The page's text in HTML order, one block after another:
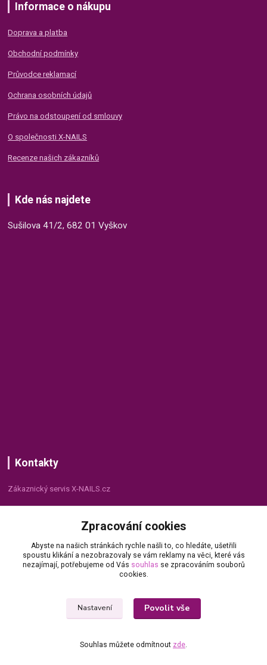
Informace o nákupu
Doprava a platba
Obchodní podmínky
Průvodce reklamací
Ochrana osobních údajů
Právo na odstoupení od smlouvy
O společnosti X-NAILS
Recenze našich zákazníků
Kde nás najdete
Sušilova 41/2, 682 01 Vyškov
Kontakty
Zákaznický servis X-NAILS.cz
+420 735 055 075
(Po - Pá, 8 - 16 hod.)
info@x-nails.cz
Zpracování cookies
Abyste na našich stránkách rychle našli to, co hledáte, ušetřili
spoustu klikání a nezobrazovaly se vám reklamy na věci, které vás
nezajímají, potřebujeme od Vás souhlas se zpracováním souborů
cookies.
Nastavení Povolit vše
Souhlas můžete odmítnout zde.